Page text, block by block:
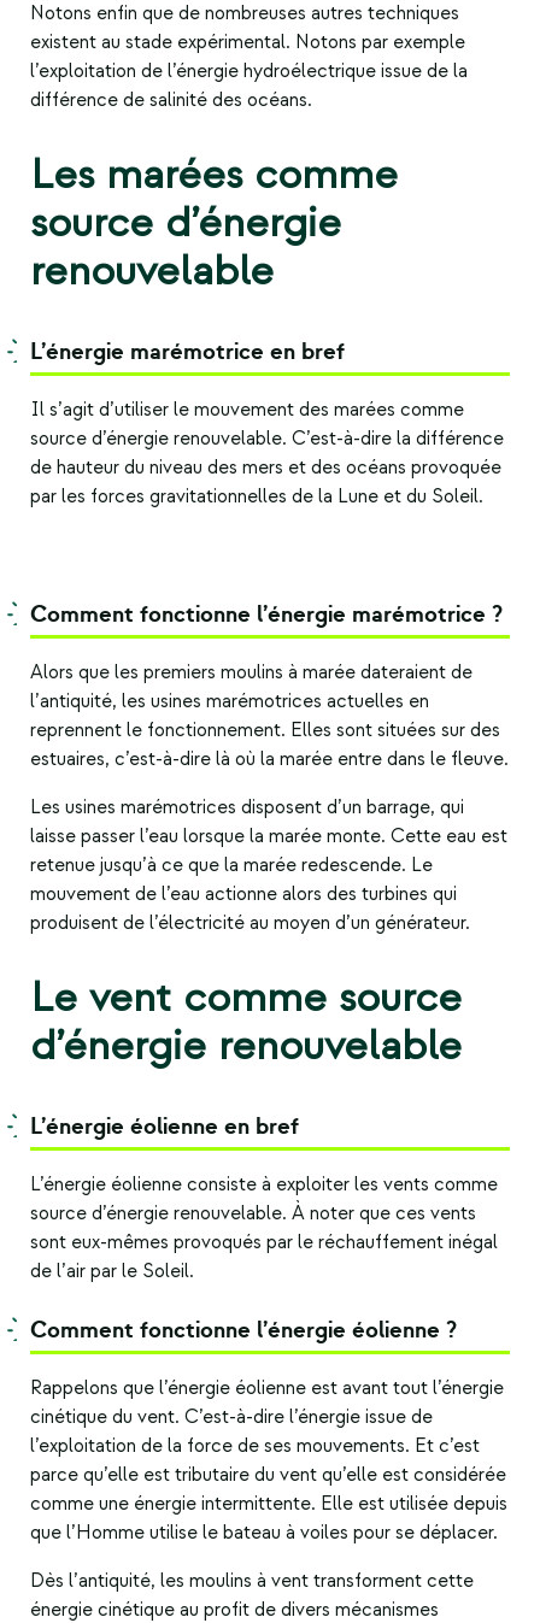
Notons enfin que de nombreuses autres techniques
existent au stade expérimental. Notons par exemple
l’exploitation de l’énergie hydroélectrique issue de la
différence de salinité des océans.
Les marées comme
source d’énergie
renouvelable
L’énergie marémotrice en bref
Il s’agit d’utiliser le mouvement des marées comme
source d’énergie renouvelable. C’est-à-dire la différence
de hauteur du niveau des mers et des océans provoquée
par les forces gravitationnelles de la Lune et du Soleil.
Comment fonctionne l’énergie marémotrice ?
Alors que les premiers moulins à marée dateraient de
l’antiquité, les usines marémotrices actuelles en
reprennent le fonctionnement. Elles sont situées sur des
estuaires, c’est-à-dire là où la marée entre dans le fleuve.
Les usines marémotrices disposent d’un barrage, qui
laisse passer l’eau lorsque la marée monte. Cette eau est
retenue jusqu’à ce que la marée redescende. Le
mouvement de l’eau actionne alors des turbines qui
produisent de l’électricité au moyen d’un générateur.
Le vent comme source
d’énergie renouvelable
L’énergie éolienne en bref
L’énergie éolienne consiste à exploiter les vents comme
source d’énergie renouvelable. À noter que ces vents
sont eux-mêmes provoqués par le réchauffement inégal
de l’air par le Soleil.
Comment fonctionne l’énergie éolienne ?
Rappelons que l’énergie éolienne est avant tout l’énergie
cinétique du vent. C’est-à-dire l’énergie issue de
l’exploitation de la force de ses mouvements. Et c’est
parce qu’elle est tributaire du vent qu’elle est considérée
comme une énergie intermittente. Elle est utilisée depuis
que l’Homme utilise le bateau à voiles pour se déplacer.
Dès l’antiquité, les moulins à vent transforment cette
énergie cinétique au profit de divers mécanismes